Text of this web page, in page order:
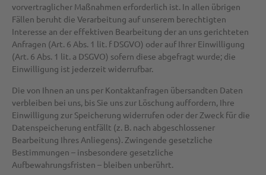
vorvertraglicher Maßnahmen erforderlich ist. In allen übrigen
Fällen beruht die Verarbeitung auf unserem berechtigten
Interesse an der effektiven Bearbeitung der an uns gerichteten
Anfragen (Art. 6 Abs. 1 lit. f DSGVO) oder auf Ihrer Einwilligung
(Art. 6 Abs. 1 lit. a DSGVO) sofern diese abgefragt wurde; die
Einwilligung ist jederzeit widerrufbar.
Die von Ihnen an uns per Kontaktanfragen übersandten Daten
verbleiben bei uns, bis Sie uns zur Löschung auffordern, Ihre
Einwilligung zur Speicherung widerrufen oder der Zweck für die
Datenspeicherung entfällt (z. B. nach abgeschlossener
Bearbeitung Ihres Anliegens). Zwingende gesetzliche
Bestimmungen – insbesondere gesetzliche
Aufbewahrungsfristen – bleiben unberührt.